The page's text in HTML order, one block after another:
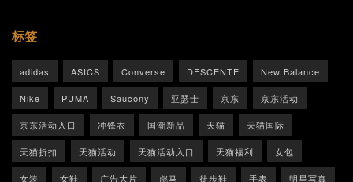
标签
adidas ASICS Converse DESCENTE New Balance
Nike PUMA Saucony 亚瑟士 京东 京东活动
京东活动入口 冲锋衣 国潮新品 天猫 天猫国际
天猫折扣 天猫活动 天猫活动入口 天猫福利 女包
女装 女鞋 广告大片 彪马 徒步鞋 手表 明星写真